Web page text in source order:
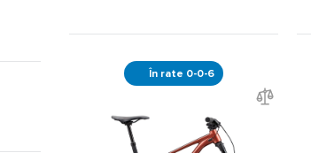
În rate 0-0-6